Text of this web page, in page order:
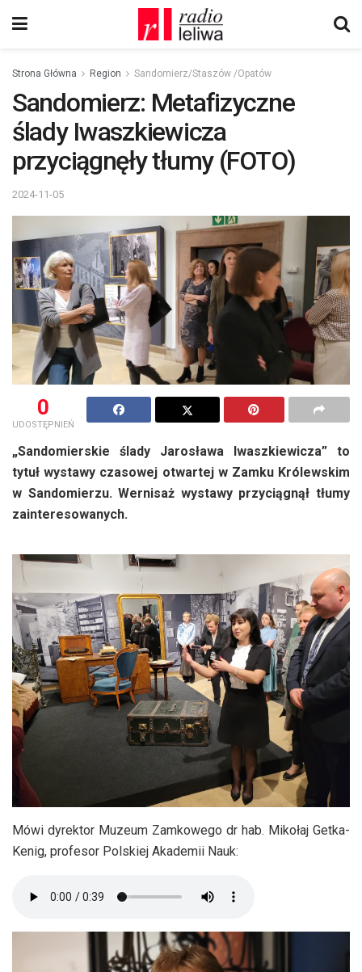
Strona Główna Region Sandomierz/Staszów /Opatów
Sandomierz: Metafizyczne
ślady Iwaszkiewicza
przyciągnęły tłumy (FOTO)
2024-11-05
0
UDOSTĘPNIEŃ
„Sandomierskie ślady Jarosława Iwaszkiewicza” to
tytuł wystawy czasowej otwartej w Zamku Królewskim
w Sandomierzu. Wernisaż wystawy przyciągnął tłumy
zainteresowanych.
Mówi dyrektor Muzeum Zamkowego dr hab. Mikołaj Getka-
Kenig, profesor Polskiej Akademii Nauk: